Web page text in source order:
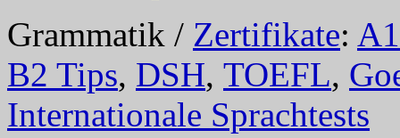
Grammatik / Zertifikate: A1
B2 Tips, DSH, TOEFL,
Internationale Sprachtests